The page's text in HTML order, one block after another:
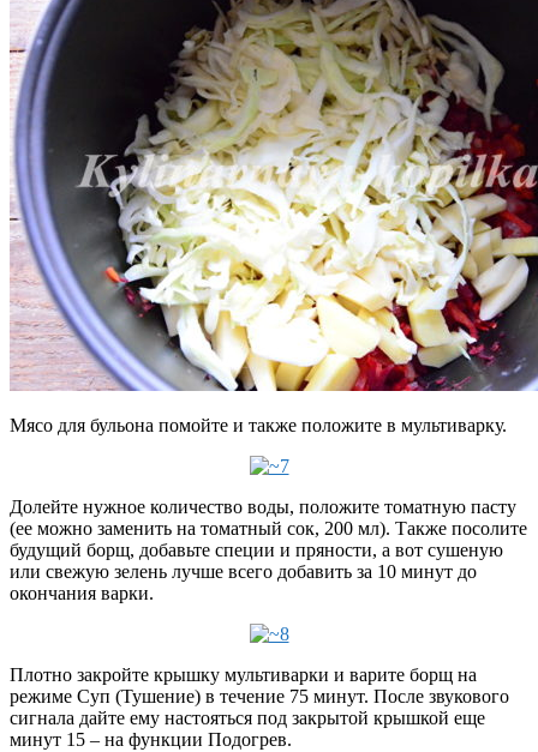
Мясо для бульона помойте и также положите в мультиварку.
Долейте нужное количество воды, положите томатную пасту
(ее можно заменить на томатный сок, 200 мл). Также посолите
будущий борщ, добавьте специи и пряности, а вот сушеную
или свежую зелень лучше всего добавить за 10 минут до
окончания варки.
Плотно закройте крышку мультиварки и варите борщ на
режиме Суп (Тушение) в течение 75 минут. После звукового
сигнала дайте ему настояться под закрытой крышкой еще
минут 15 – на функции Подогрев.